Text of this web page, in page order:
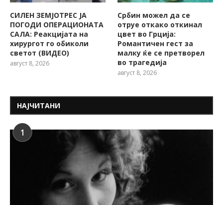
СИЛЕН ЗЕМЈОТРЕС ЈА
ПОГОДИ ОПЕРАЦИОНАТА
САЛА: Реакцијата на
хирургот го обиколи
светот (ВИДЕО)
август 8, 2026
Србин можел да се
отруе откако откинал
цвет во Грција:
Романтичен гест за
малку ќе се претворел
во трагедија
август 8, 2026
НАЈЧИТАНИ
1